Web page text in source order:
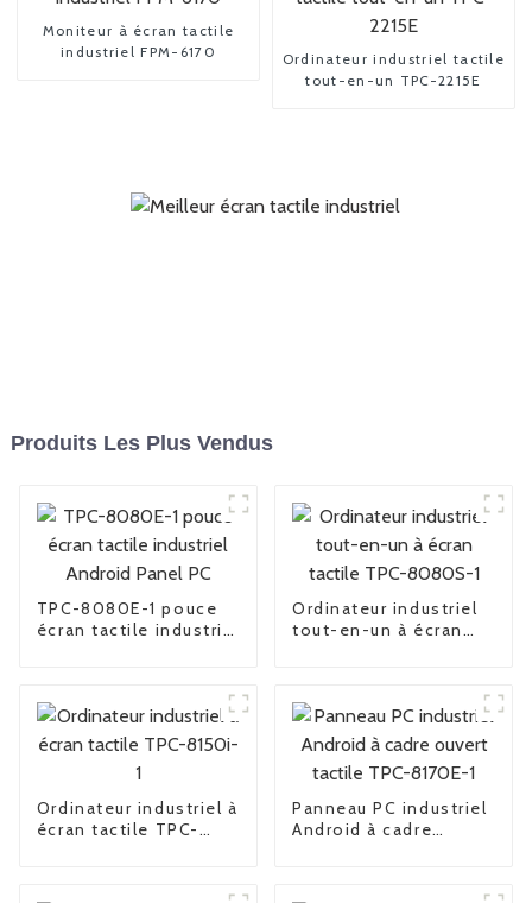
Moniteur à écran tactile
industriel FPM-6170
Ordinateur industriel tactile
tout-en-un TPC-2215E
Produits Les Plus Vendus
TPC-8080E-1 pouce
écran tactile industriel
Ordinateur industriel
tout-en-un à écran
Ordinateur industriel à
écran tactile TPC-
Panneau PC industriel
Android à cadre